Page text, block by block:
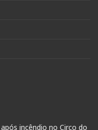
incêndio no Circo do